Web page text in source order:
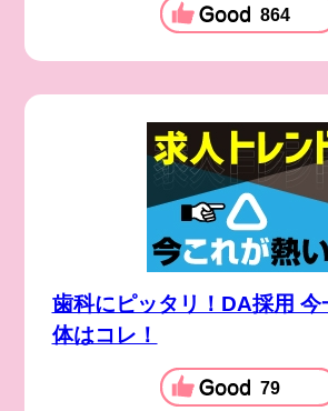
864
歯科にピッタリ！DA採用 今
体はコレ！
79